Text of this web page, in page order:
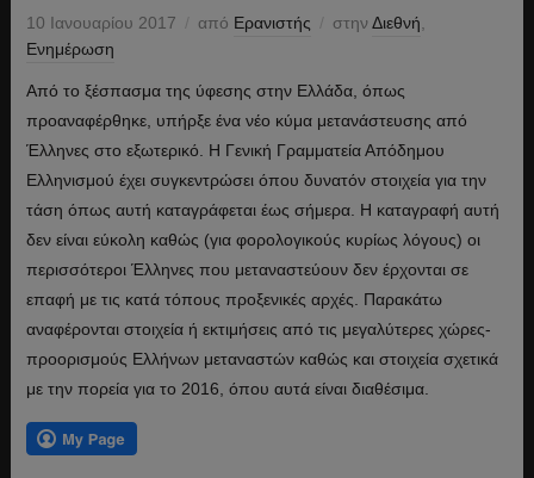
10 Ιανουαρίου 2017 από Ερανιστής στηνΔιεθνή
Ενημέρωση
Από το ξέσπασμα της ύφεσης στην Ελλάδα, όπως
προαναφέρθηκε, υπήρξε ένα νέο κύμα μετανάστευσης από
Έλληνες στο εξωτερικό. Η Γενική Γραμματεία Απόδημου
Ελληνισμού έχει συγκεντρώσει όπου δυνατόν στοιχεία για την
τάση όπως αυτή καταγράφεται έως σήμερα. Η καταγραφή αυτή
δεν είναι εύκολη καθώς (για φορολογικούς κυρίως λόγους) οι
περισσότεροι Έλληνες που μεταναστεύουν δεν έρχονται σε
επαφή με τις κατά τόπους προξενικές αρχές. Παρακάτω
αναφέρονται στοιχεία ή εκτιμήσεις από τις μεγαλύτερες χώρες-
προορισμούς Ελλήνων μεταναστών καθώς και στοιχεία σχετικά
με την πορεία για το 2016, όπου αυτά είναι διαθέσιμα.